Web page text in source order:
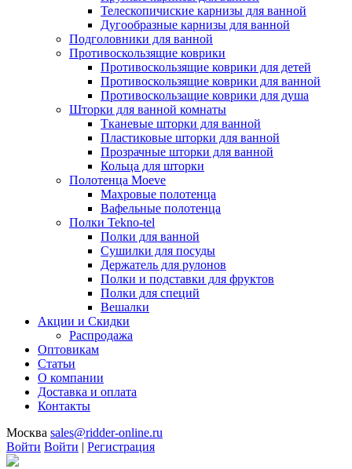
Телескопичиские карнизы для ванной
Дугообразные карнизы для ванной
Подголовники для ванной
Противоскользящие коврики
Противоскользящие коврики для детей
Противоскользящие коврики для ванной
Противоскользащие коврики для душа
Шторки для ванной комнаты
Тканевые шторки для ванной
Пластиковые шторки для ванной
Прозрачные шторки для ванной
Кольца для шторки
Полотенца Moeve
Махровые полотенца
Вафельные полотенца
Полки Tekno-tel
Полки для ванной
Сушилки для посуды
Держатель для рулонов
Полки и подставки для фруктов
Полки для специй
Вешалки
Акции и Скидки
Распродажа
Оптовикам
Статьи
О компании
Доставка и оплата
Контакты
Москва sales@ridder-online.ru
Войти Войти | Регистрация